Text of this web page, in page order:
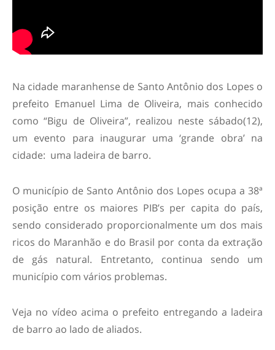
Na cidade maranhense de Santo Antônio dos Lopes o
prefeito Emanuel Lima de Oliveira, mais conhecido
como “Bigu de Oliveira”, realizou neste sábado(12),
um evento para inaugurar uma ‘grande obra’ na
cidade: uma ladeira de barro.
O município de Santo Antônio dos Lopes ocupa a 38ª
posição entre os maiores PIB’s per capita do país,
sendo considerado proporcionalmente um dos mais
ricos do Maranhão e do Brasil por conta da extração
de gás natural. Entretanto, continua sendo um
município com vários problemas.
Veja no vídeo acima o prefeito entregando a ladeira
de barro ao lado de aliados.